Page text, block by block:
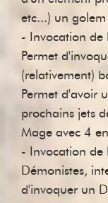
etc...) un
- Invocation de
Permet
(relativement)
Permet d'avoir
prochains jets
Mage avec 4
- Invocation de
Démonistes,
d'invoquer un